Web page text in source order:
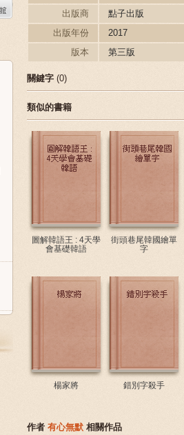
出版商
點子出版
出版年份
2017
版本
第三版
關鍵字 (0)
類似的書籍
圖解韓語王 : 4天學
會基礎韓語
街頭巷尾韓國繪單
字
楊家將 錯別字殺手
作者 有心無默 相關作品